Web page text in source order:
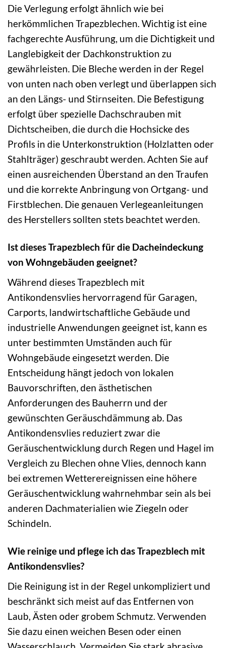
Die Verlegung erfolgt ähnlich wie bei
herkömmlichen Trapezblechen. Wichtig ist eine
fachgerechte Ausführung, um die Dichtigkeit und
Langlebigkeit der Dachkonstruktion zu
gewährleisten. Die Bleche werden in der Regel
von unten nach oben verlegt und überlappen sich
an den Längs- und Stirnseiten. Die Befestigung
erfolgt über spezielle Dachschrauben mit
Dichtscheiben, die durch die Hochsicke des
Profils in die Unterkonstruktion (Holzlatten oder
Stahlträger) geschraubt werden. Achten Sie auf
einen ausreichenden Überstand an den Traufen
und die korrekte Anbringung von Ortgang- und
Firstblechen. Die genauen Verlegeanleitungen
des Herstellers sollten stets beachtet werden.
Ist dieses Trapezblech für die Dacheindeckung
von Wohngebäuden geeignet?
Während dieses Trapezblech mit
Antikondensvlies hervorragend für Garagen,
Carports, landwirtschaftliche Gebäude und
industrielle Anwendungen geeignet ist, kann es
unter bestimmten Umständen auch für
Wohngebäude eingesetzt werden. Die
Entscheidung hängt jedoch von lokalen
Bauvorschriften, den ästhetischen
Anforderungen des Bauherrn und der
gewünschten Geräuschdämmung ab. Das
Antikondensvlies reduziert zwar die
Geräuschentwicklung durch Regen und Hagel im
Vergleich zu Blechen ohne Vlies, dennoch kann
bei extremen Wetterereignissen eine höhere
Geräuschentwicklung wahrnehmbar sein als bei
anderen Dachmaterialien wie Ziegeln oder
Schindeln.
Wie reinige und pflege ich das Trapezblech mit
Antikondensvlies?
Die Reinigung ist in der Regel unkompliziert und
beschränkt sich meist auf das Entfernen von
Laub, Ästen oder grobem Schmutz. Verwenden
Sie dazu einen weichen Besen oder einen